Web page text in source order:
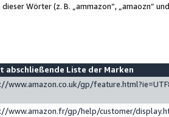
Wörter (z. B. „ammazon“, „amaozn“
abschließende Liste der Marken
www.amazon.co.uk/gp/
www.amazon.fr/gp/help/customer/